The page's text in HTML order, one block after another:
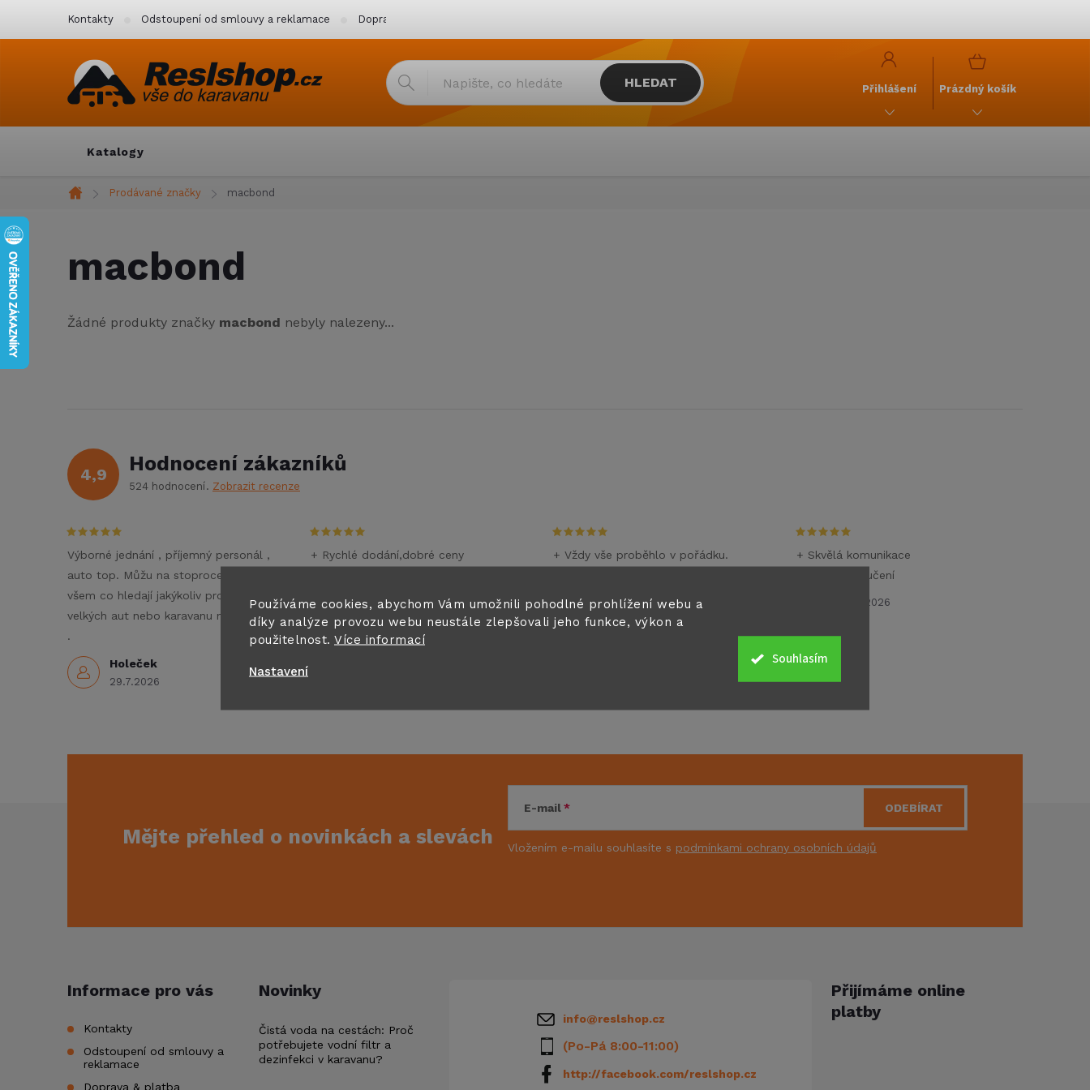
Používáme cookies, abychom Vám umožnili pohodlné prohlížení webu a
díky analýze provozu webu neustále zlepšovali jeho funkce, výkon a
použitelnost. Více informací
Nastavení
Souhlasím
Kontakty Odstoupení od smlouvy a reklamace Doprava & platba
HLEDAT Přihlášení
NÁKUPNÍ
Prázdný košík
Katalogy
Domů
Prodávané značky macbond
macbond
Žádné produkty značky macbond nebyly nalezeny...
4,9 Hodnocení zákazníků
524 hodnocení Zobrazit recenze
Holeček
29.7.2026
Výborné jednání , příjemný personál ,
auto top. Můžu na stoprocent doporučit
všem co hledají jakýkoliv pronájem
velkých aut nebo karavanu na dovolenou
.
30.6.2026
+ Rychlé dodání,dobré ceny
+ Vždy vše proběhlo v pořádku.
26.6.2026
+ Skvělá komunikace
+ Rychlé doručení
Mějte přehled o novinkách a slevách
E-mail
Vložením e-mailu souhlasíte s podmínkami ochrany osobních údajů
ODEBÍRAT
Informace pro vás
Kontakty
Odstoupení od smlouvy a
reklamace
Doprava & platba
Novinky
Čistá voda na cestách: Proč
potřebujete vodní filtr a
dezinfekci v karavanu?
info@reslshop.cz
(Po-Pá 8:00-11:00)
http://facebook.com/reslshop.cz
Přijímáme online
platby